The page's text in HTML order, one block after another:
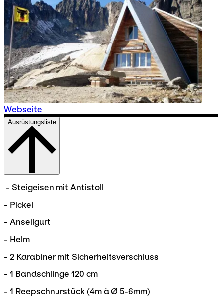
Webseite
Ausrüstungsliste
- Steigeisen mit Antistoll
- Pickel
- Anseilgurt
- Helm
- 2 Karabiner mit Sicherheitsverschluss
- 1 Bandschlinge 120 cm
- 1 Reepschnurstück (4m à Ø 5-6mm)